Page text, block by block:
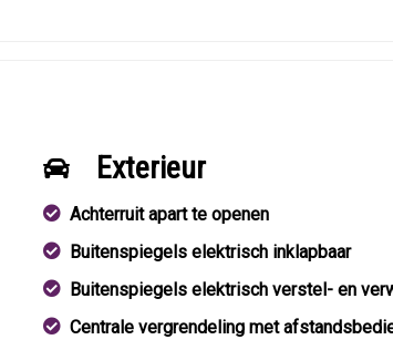
Exterieur
Achterruit apart te openen
Buitenspiegels elektrisch inklapbaar
Buitenspiegels elektrisch verstel- en
Centrale vergrendeling met